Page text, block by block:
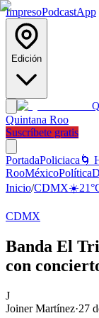
ImpresoPodcastApp
Edición
Quintana Roo
Suscríbete gratis
PortadaPoliciaca 🌀
RooMéxicoPolítica
Inicio/CDMX☀️21
CDMX
Banda El
con
J
Joiner Martínez·27